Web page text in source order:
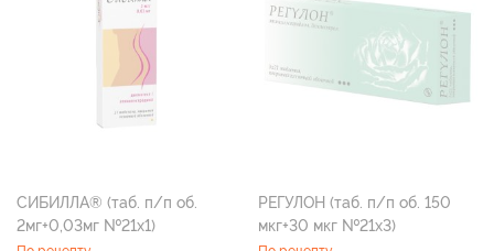
СИБИЛЛА® (таб. п/п об.
2мг+0,03мг №21х1)
РЕГУЛОН (таб. п/п об. 150
мкг+30 мкг №21х3)